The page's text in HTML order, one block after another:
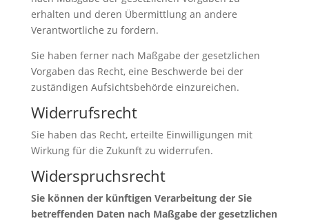
erhalten und deren Übermittlung an andere
Verantwortliche zu fordern.
Sie haben ferner nach Maßgabe der gesetzlichen
Vorgaben das Recht, eine Beschwerde bei der
zuständigen Aufsichtsbehörde einzureichen.
Widerrufsrecht
Sie haben das Recht, erteilte Einwilligungen mit
Wirkung für die Zukunft zu widerrufen.
Widerspruchsrecht
Sie können der künftigen Verarbeitung der Sie
betreffenden Daten nach Maßgabe der gesetzlichen